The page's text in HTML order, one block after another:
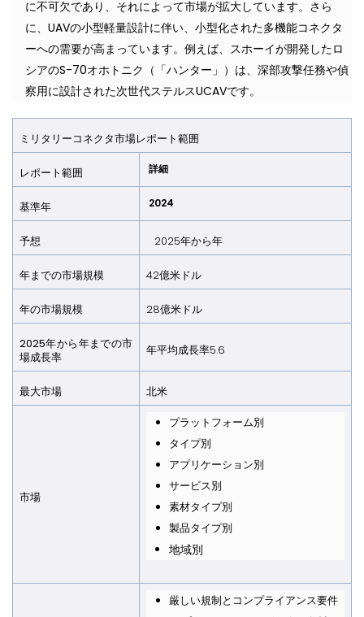
に不可欠であり、それによって市場が拡大しています。さら
に、UAVの小型軽量設計に伴い、小型化された多機能コネクタ
ーへの需要が高まっています。例えば、スホーイが開発したロ
シアのS-70オホトニク（「ハンター」）は、深部攻撃任務や偵
察用に設計された次世代ステルスUCAVです。
ミリタリーコネクタ市場レポート範囲
レポート範囲 詳細
基準年 2024
予想 2025年から年
年までの市場規模 42億米ドル
年の市場規模 28億米ドル
2025年から年までの市
場成長率
年平均成長率5.6
最大市場 北米
市場
プラットフォーム別
タイプ別
アプリケーション別
サービス別
素材タイプ別
製品タイプ別
地域別
厳しい規制とコンプライアンス要件